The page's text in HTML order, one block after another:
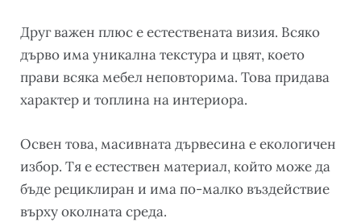
Друг важен плюс е естествената визия. Всяко
дърво има уникална текстура и цвят, което
прави всяка мебел неповторима. Това придава
характер и топлина на интериора.
Освен това, масивната дървесина е екологичен
избор. Тя е естествен материал, който може да
бъде рециклиран и има по-малко въздействие
върху околната среда.